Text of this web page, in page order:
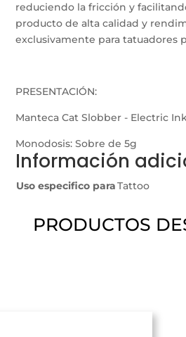
reduciendo la fricción y
producto de alta calidad y
exclusivamente para tatuadores
PRESENTACIÓN:
Manteca Cat Slobber - Electric
Monodosis: Sobre de 5g
Información
Uso especifico paraTattoo
PRODUCTOS